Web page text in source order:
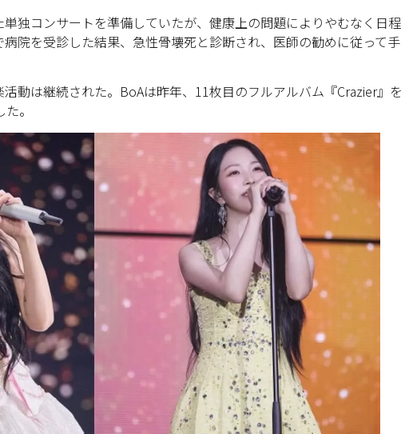
独コンサートを準備していたが、健康上の問題によりやむなく日程
院を受診した結果、急性骨壊死と診断され、医師の勧めに従って手
動は継続された。BoAは昨年、11枚目のフルアルバム『Crazier』を
。